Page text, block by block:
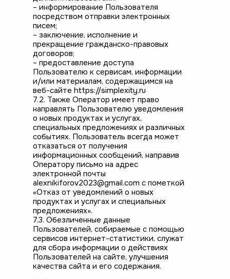
– информирование Пользователя
посредством отправки электронных
писем;
– заключение, исполнение и
прекращение гражданско-правовых
договоров;
– предоставление доступа
Пользователю к сервисам, информации
и/или материалам, содержащимся на
веб-сайте https://simplexity.ru
7.2. Также Оператор имеет право
направлять Пользователю уведомления
о новых продуктах и услугах,
специальных предложениях и различных
событиях. Пользователь всегда может
отказаться от получения
информационных сообщений, направив
Оператору письмо на адрес
электронной почты
alexnikiforov2023@gmail.com с пометкой
«Отказ от уведомлений о новых
продуктах и услугах и специальных
предложениях».
7.3. Обезличенные данные
Пользователей, собираемые с помощью
сервисов интернет-статистики, служат
для сбора информации о действиях
Пользователей на сайте, улучшения
качества сайта и его содержания.